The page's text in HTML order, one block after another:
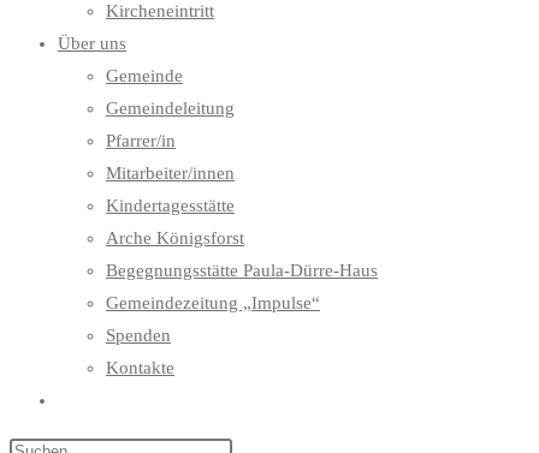
Kircheneintritt
Über uns
Gemeinde
Gemeindeleitung
Pfarrer/in
Mitarbeiter/innen
Kindertagesstätte
Arche Königsforst
Begegnungsstätte Paula-Dürre-Haus
Gemeindezeitung „Impulse“
Spenden
Kontakte